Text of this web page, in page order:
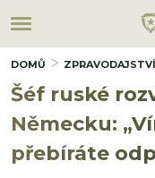
DOMŮ ZPRAVODAJSTVÍ
Šéf ruské
Německu:
přebíráte